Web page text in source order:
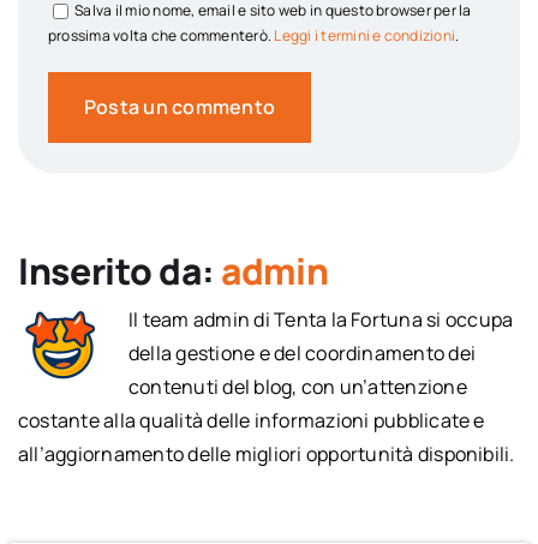
Salva il mio nome, email e sito web in questo browser per la
prossima volta che commenterò. Leggi i termini e condizioni.
Inserito da: admin
Il team admin di Tenta la Fortuna si occupa
della gestione e del coordinamento dei
contenuti del blog, con un’attenzione
costante alla qualità delle informazioni pubblicate e
all’aggiornamento delle migliori opportunità disponibili.